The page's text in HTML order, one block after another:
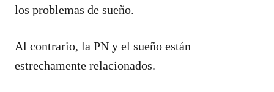
los problemas de sueño.
Al contrario, la PN y el sueño están
estrechamente relacionados.